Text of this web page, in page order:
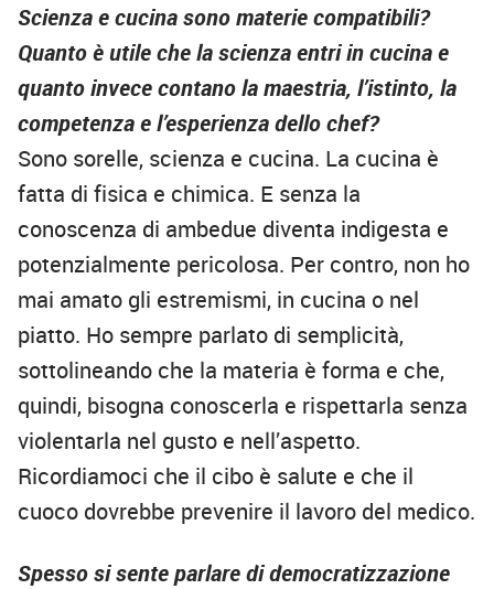
Scienza e cucina sono materie compatibili?
Quanto è utile che la scienza entri in cucina e
quanto invece contano la maestria, l’istinto, la
competenza e l’esperienza dello chef?
Sono sorelle, scienza e cucina. La cucina è
fatta di fisica e chimica. E senza la
conoscenza di ambedue diventa indigesta e
potenzialmente pericolosa. Per contro, non ho
mai amato gli estremismi, in cucina o nel
piatto. Ho sempre parlato di semplicità,
sottolineando che la materia è forma e che,
quindi, bisogna conoscerla e rispettarla senza
violentarla nel gusto e nell’aspetto.
Ricordiamoci che il cibo è salute e che il
cuoco dovrebbe prevenire il lavoro del medico.
Spesso si sente parlare di democratizzazione